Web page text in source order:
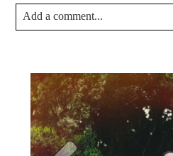
Add a comment...